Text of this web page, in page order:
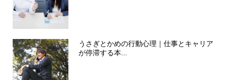
うさぎとかめの行動心理｜仕事とキャリア
が停滞する本...